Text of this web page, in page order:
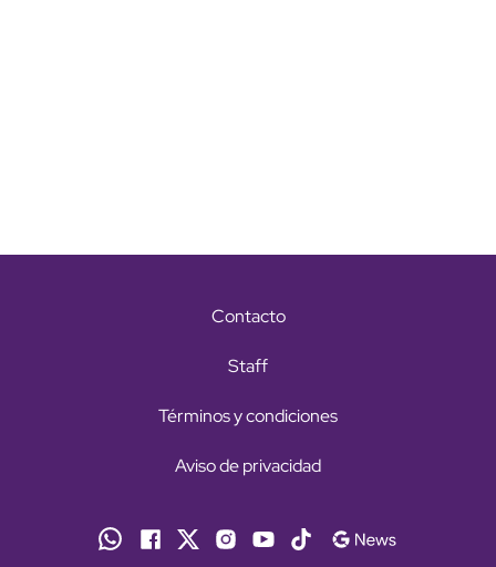
Contacto
Staff
Términos y condiciones
Aviso de privacidad